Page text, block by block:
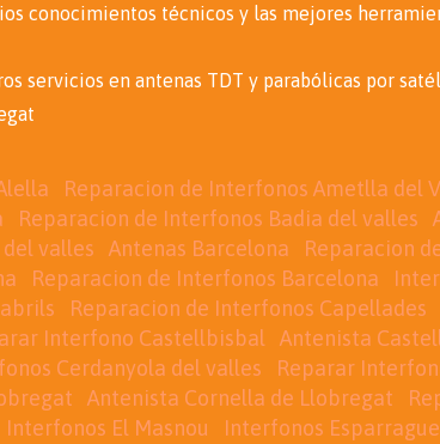
conocimientos técnicos y las mejores
servicios en antenas TDT y parabólicas por
Reparacion de Interfonos Ametlla del
Reparacion de Interfonos Badia del valles
valles Antenas Barcelona
Reparacion
Reparacion de Interfonos Barcelona
Reparacion de Interfonos Capellades
Interfono Castellbisbal Antenista
Cerdanyola del valles
Reparar
Antenista Cornella de Llobregat
Interfonos El Masnou Interfonos